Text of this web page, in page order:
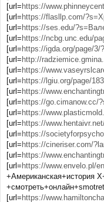
[url= https://
[url= https://flasllp.com/
[url= https://ses.edu/
[url= https://ncbg.unc.edu/
[url= https://igda.org/page/3/
[url= http://
[url= https://
[url= https://lgiu.org/page/
[url= https://
[url= https://go.cimanow.cc/
[url= https://
[url= https://
[url= https://
[url= https://cineriser.com/
[url= https://
[url= https://www.envelo.pl/
+Американская+история
[url= https://